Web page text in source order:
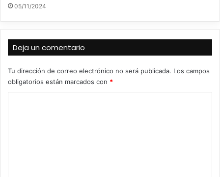
05/11/2024
Deja un comentario
Tu dirección de correo electrónico no será publicada. Los campos
obligatorios están marcados con *